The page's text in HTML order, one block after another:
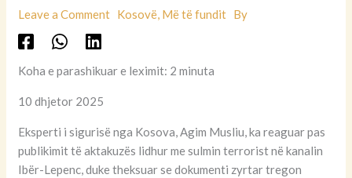
Leave a Comment Kosovë, Më të fundit By
Koha e parashikuar e leximit: 2 minuta
10 dhjetor 2025
Eksperti i sigurisë nga Kosova, Agim Musliu, ka reaguar pas
publikimit të aktakuzës lidhur me sulmin terrorist në kanalin
Ibër-Lepenc, duke theksuar se dokumenti zyrtar tregon